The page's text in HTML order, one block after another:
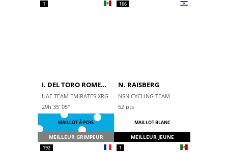
1
I. DEL TORO ROMERO
UAE TEAM EMIRATES XRG
29h 35' 05''
166
N. RAISBERG
NSN CYCLING TEAM
62 pts
MAILLOT À POIS
MEILLEUR GRIMPEUR
192
MAILLOT BLANC
MEILLEUR JEUNE
1